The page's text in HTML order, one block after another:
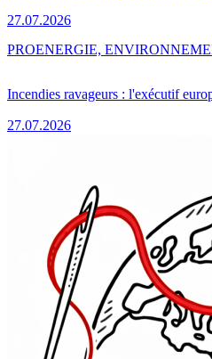
27.07.2026
Incendies ravageurs : l'exécutif
27.07.2026
PROENERGIE,